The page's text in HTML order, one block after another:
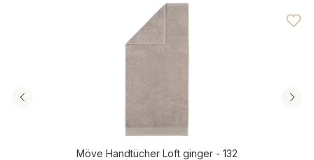
Möve Handtücher Loft ginger - 132